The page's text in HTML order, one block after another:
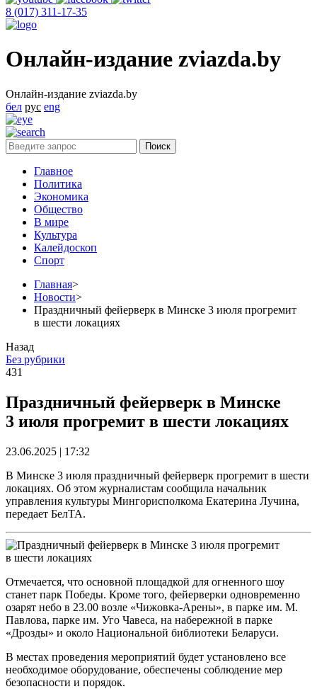
8 (017) 311-17-35
Онлайн-издание zviazda.by
Онлайн-издание zviazda.by
бел рус eng
Главное
Политика
Экономика
Общество
В мире
Культура
Калейдоскоп
Спорт
Главная>
Новости>
Праздничный фейерверк в Минске 3 июля прогремит
в шести локациях
Назад
Без рубрики
431
Праздничный фейерверк в Минске
3 июля прогремит в шести локациях
23.06.2025 | 17:32
В Минске 3 июля праздничный фейерверк прогремит в шести
локациях. Об этом журналистам сообщила начальник
управления культуры Мингорисполкома Екатерина Лучина,
передает БелТА.
Отмечается, что основной площадкой для огненного шоу
станет парк Победы. Кроме того, фейерверки одновременно
озарят небо в 23.00 возле «Чижовка-Арены», в парке им. М.
Павлова, парке им. Уго Чавеса, на набережной в парке
«Дрозды» и около Национальной библиотеки Беларуси.
В местах проведения мероприятий будет установлено все
необходимое оборудование, обеспечены соблюдение мер
безопасности и порядок.